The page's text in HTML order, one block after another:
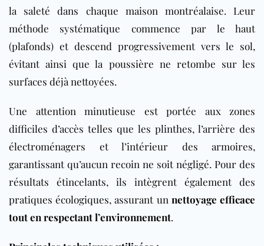
la saleté dans chaque maison montréalaise. Leur
méthode systématique commence par le haut
(plafonds) et descend progressivement vers le sol,
évitant ainsi que la poussière ne retombe sur les
surfaces déjà nettoyées.
Une attention minutieuse est portée aux zones
difficiles d’accès telles que les plinthes, l’arrière des
électroménagers et l’intérieur des armoires,
garantissant qu’aucun recoin ne soit négligé. Pour des
résultats étincelants, ils intègrent également des
pratiques écologiques, assurant un nettoyage efficace
tout en respectant l’environnement.